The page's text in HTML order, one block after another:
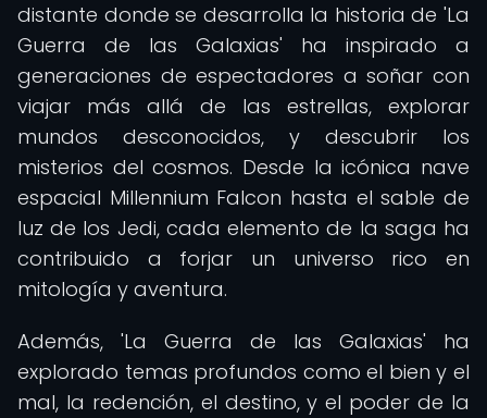
distante donde se desarrolla la historia de 'La
Guerra de las Galaxias' ha inspirado a
generaciones de espectadores a soñar con
viajar más allá de las estrellas, explorar
mundos desconocidos, y descubrir los
misterios del cosmos. Desde la icónica nave
espacial Millennium Falcon hasta el sable de
luz de los Jedi, cada elemento de la saga ha
contribuido a forjar un universo rico en
mitología y aventura.
Además, 'La Guerra de las Galaxias' ha
explorado temas profundos como el bien y el
mal, la redención, el destino, y el poder de la